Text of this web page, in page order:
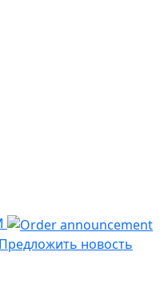
Предложить новость